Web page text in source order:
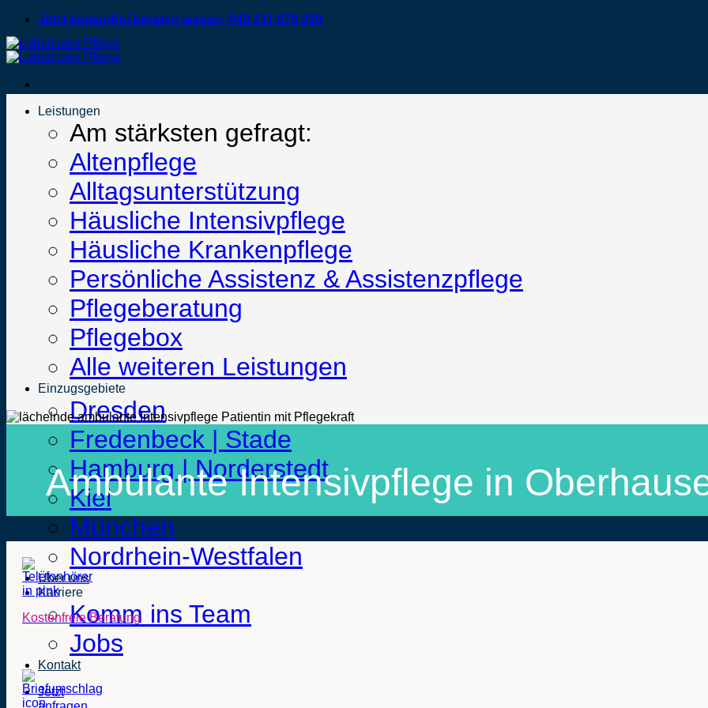
Zum
springen
Jetzt kostenfrei beraten lassen: 040 211 079 290
Leistungen
Am stärksten gefragt:
Altenpflege
Alltagsunterstützung
Häusliche Intensivpflege
Häusliche Krankenpflege
Persönliche Assistenz & Assistenzpflege
Pflegeberatung
Pflegebox
Alle weiteren Leistungen
Einzugsgebiete
Dresden
Fredenbeck | Stade
Hamburg | Norderstedt
Kiel
München
Nordrhein-Westfalen
Über uns
Karriere
Komm ins Team
Jobs
Kontakt
Jetzt
Ambulante Intensivpflege in
Kostenfreie Beratung